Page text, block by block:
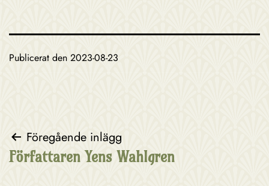
Publicerat den 2023-08-23
Inläggsnavigering
Föregående inlägg
Författaren Yens Wahlgren